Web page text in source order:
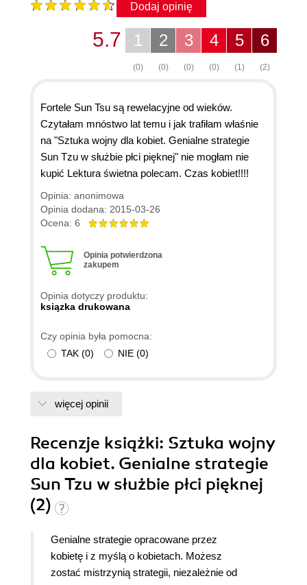
Dodaj opinię
6
(2)
5
(1)
4
(0)
3
(0)
2
(0)
1
(0)
5.7
Fortele Sun Tsu są rewelacyjne od wieków.
Czytałam mnóstwo lat temu i jak trafiłam właśnie
na "Sztuka wojny dla kobiet. Genialne strategie
Sun Tzu w służbie płci pięknej" nie mogłam nie
kupić Lektura świetna polecam. Czas kobiet!!!!
Opinia: anonimowa
Opinia dodana: 2015-03-26
Ocena: 6
Opinia potwierdzona
zakupem
Opinia dotyczy produktu:
ksiązka drukowana
Czy opinia była pomocna:
TAK (0) NIE (0)
więcej opinii
Recenzje książki: Sztuka wojny
dla kobiet. Genialne strategie
Sun Tzu w służbie płci pięknej
(2)
Genialne strategie opracowane przez
kobietę i z myślą o kobietach. Możesz
zostać mistrzynią strategii, niezależnie od